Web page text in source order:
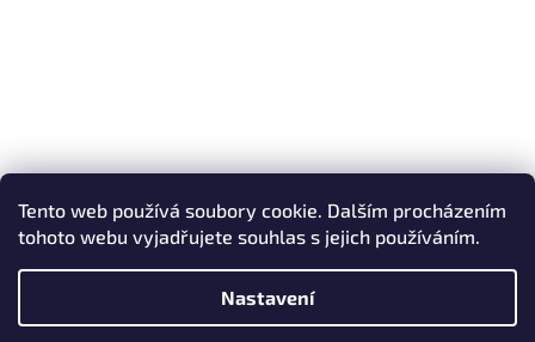
Tento web používá soubory cookie. Dalším procházením
tohoto webu vyjadřujete souhlas s jejich používáním.
Nastavení
Sledovat na Instagramu
Facebook